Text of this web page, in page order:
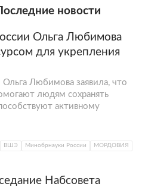
новости
Ольга Любимова
для укрепления
Любимова заявила, что
людям сохранять
активному
ВШЭ Минобрнауки России
МОРДОВИЯ
Набсовета